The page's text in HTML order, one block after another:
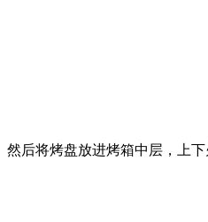
然后将烤盘放进烤箱中层，上